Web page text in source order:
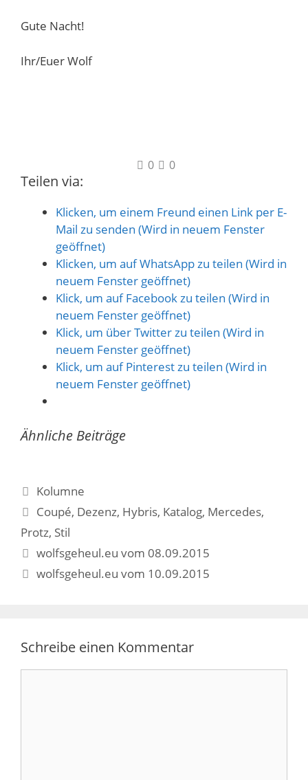
Gute Nacht!
Ihr/Euer Wolf
0 0
Teilen via:
Klicken, um einem Freund einen Link per E-
Mail zu senden (Wird in neuem Fenster
geöffnet)
Klicken, um auf WhatsApp zu teilen (Wird in
neuem Fenster geöffnet)
Klick, um auf Facebook zu teilen (Wird in
neuem Fenster geöffnet)
Klick, um über Twitter zu teilen (Wird in
neuem Fenster geöffnet)
Klick, um auf Pinterest zu teilen (Wird in
neuem Fenster geöffnet)
Ähnliche Beiträge
Kategorien
Kolumne
Schlagwörter
Coupé, Dezenz, Hybris, Katalog, Mercedes,
Protz, Stil
Beitrags-
Navigation
wolfsgeheul.eu vom 08.09.2015
wolfsgeheul.eu vom 10.09.2015
Schreibe einen Kommentar